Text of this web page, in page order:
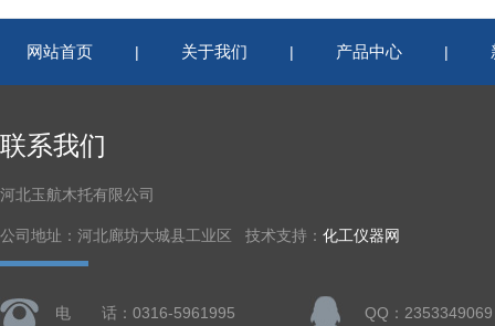
网站首页 | 关于我们 | 产品中心 |
联系我们
河北玉航木托有限公司
公司地址：河北廊坊大城县工业区 技术支持： 化工仪器网
电 话：0316-5961995 QQ：2353349069